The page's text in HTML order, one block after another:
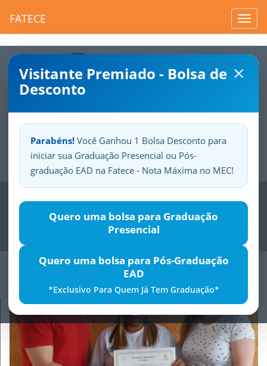
FATECE
×
Visitante Premiado - Bolsa de
Desconto
Parabéns! Você Ganhou 1 Bolsa Desconto para
iniciar sua Graduação Presencial ou Pós-
graduação EAD na Fatece - Nota Máxima no MEC!
Quero uma bolsa para Graduação
Presencial
Quero uma bolsa para Pós-Graduação
EAD
*Exclusivo Para Quem Já Tem Graduação*
SuaFatece.Seuorgulho.
Previous